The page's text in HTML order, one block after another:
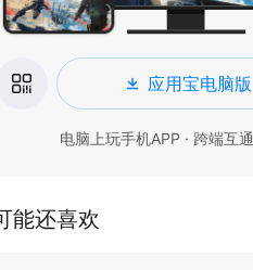
应用宝电脑版
电脑上玩手机APP · 跨端互通
能还喜欢